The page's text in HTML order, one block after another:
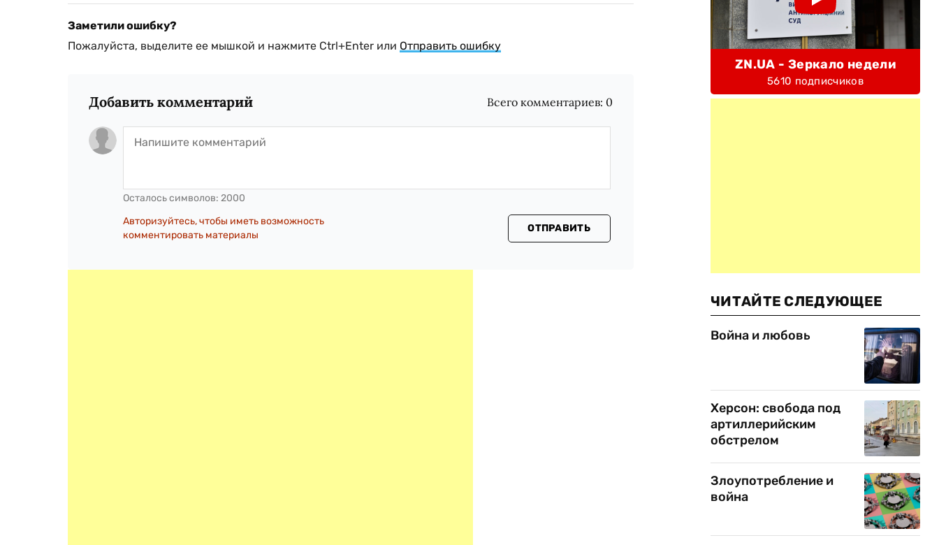
Заметили ошибку?
Пожалуйста, выделите ее мышкой и нажмите Ctrl+Enter или Отправить ошибку
Добавить комментарий Всего комментариев: 0
Осталось символов: 2000
Авторизуйтесь, чтобы иметь возможность
комментировать материалы
ОТПРАВИТЬ
ZN.UA - Зеркало недели
5610 подписчиков
ЧИТАЙТЕ СЛЕДУЮЩЕЕ
Война и любовь
Херсон: свобода под
артиллерийским
обстрелом
Злоупотребление и
война